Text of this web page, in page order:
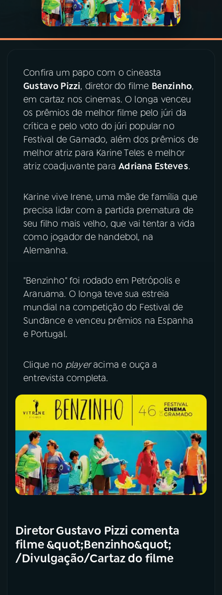
PODCASTS
07ÚLTIMAS
08PRÊMIO RÁDIO MEC
ACOMPANHE A RÁDIO MEC
Instagram X
TikTok
Confira um papo com o cineasta
Gustavo Pizzi, diretor do filme Benzinho,
em cartaz nos cinemas. O longa venceu
os prêmios de melhor filme pelo júri da
crítica e pelo voto do júri popular no
Festival de Gamado, além dos prêmios de
melhor atriz para Karine Teles e melhor
atriz coadjuvante paraAdriana Esteves.
Karine vive Irene, uma mãe de família que
precisa lidar com a partida prematura de
seu filho mais velho, que vai tentar a vida
como jogador de handebol, na
Alemanha.
"Benzinho" foi rodado em Petrópolis e
Araruama. O longa teve sua estreia
mundial na competição do Festival de
Sundance e venceu prêmios na Espanha
e Portugal.
Clique no playeracima e ouça a
entrevista completa.
Diretor Gustavo Pizzi comenta
filme &quot;Benzinho&quot;
/Divulgação/Cartaz do filme